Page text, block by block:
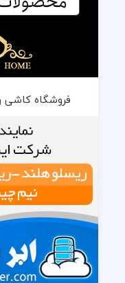
فروشگاه کاشی